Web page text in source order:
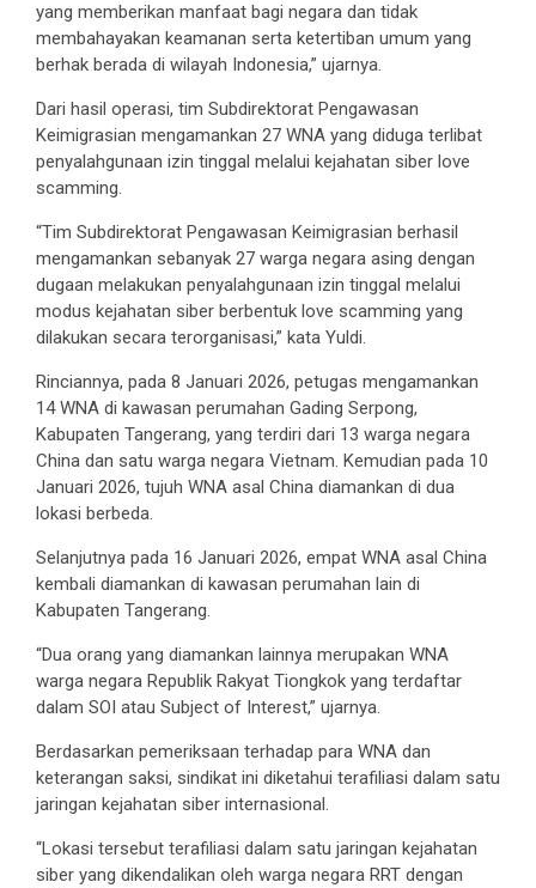
yang memberikan manfaat bagi negara dan tidak
membahayakan keamanan serta ketertiban umum yang
berhak berada di wilayah Indonesia,” ujarnya.
Dari hasil operasi, tim Subdirektorat Pengawasan
Keimigrasian mengamankan 27 WNA yang diduga terlibat
penyalahgunaan izin tinggal melalui kejahatan siber love
scamming.
“Tim Subdirektorat Pengawasan Keimigrasian berhasil
mengamankan sebanyak 27 warga negara asing dengan
dugaan melakukan penyalahgunaan izin tinggal melalui
modus kejahatan siber berbentuk love scamming yang
dilakukan secara terorganisasi,” kata Yuldi.
Rinciannya, pada 8 Januari 2026, petugas mengamankan
14 WNA di kawasan perumahan Gading Serpong,
Kabupaten Tangerang, yang terdiri dari 13 warga negara
China dan satu warga negara Vietnam. Kemudian pada 10
Januari 2026, tujuh WNA asal China diamankan di dua
lokasi berbeda.
Selanjutnya pada 16 Januari 2026, empat WNA asal China
kembali diamankan di kawasan perumahan lain di
Kabupaten Tangerang.
“Dua orang yang diamankan lainnya merupakan WNA
warga negara Republik Rakyat Tiongkok yang terdaftar
dalam SOI atau Subject of Interest,” ujarnya.
Berdasarkan pemeriksaan terhadap para WNA dan
keterangan saksi, sindikat ini diketahui terafiliasi dalam satu
jaringan kejahatan siber internasional.
“Lokasi tersebut terafiliasi dalam satu jaringan kejahatan
siber yang dikendalikan oleh warga negara RRT dengan